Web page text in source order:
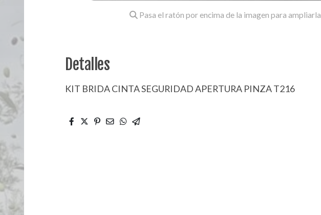
Pasa el ratón por encima de la imagen para ampliarla
Detalles
KIT BRIDA CINTA SEGURIDAD APERTURA PINZA T216